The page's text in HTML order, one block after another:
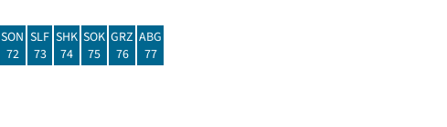
SON
72
SLF
73
SHK
74
SOK
75
GRZ
76
ABG
77